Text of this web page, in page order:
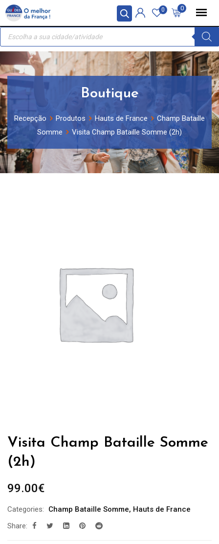
Painel de Gerenciamento de Cookies
Skip
content
0
0
Recherche
produits
Boutique
Recepção Produtos Hauts de France
Champ Bataille
Somme
Visita Champ Bataille Somme (2h)
Visita Champ Bataille Somme
(2h)
99.00€
Categories: Champ Bataille Somme, Hauts de France
Share: